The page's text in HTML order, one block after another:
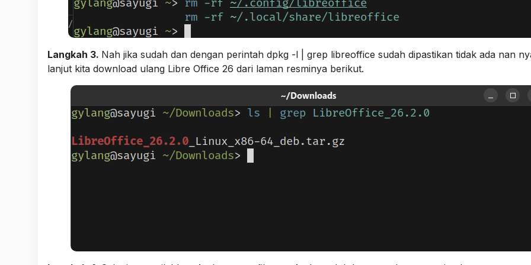
Langkah 3. Nah jika sudah dan dengan perintah dpkg -l | grep libreoffice sudah dipastikan tidak ada nan
lanjut kita download ulang Libre Office 26 dari laman resminya berikut.